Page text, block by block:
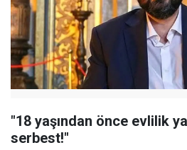
"18 yaşından önce evlilik
serbest!"